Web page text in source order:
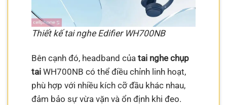
Thiết kế tai nghe Edifier WH700NB
Bên cạnh đó, headband củatai nghe chụp
tai WH700NB có thể điều chỉnh linh hoạt,
phù hợp với nhiều kích cỡ đầu khác nhau,
đảm bảo sự vừa vặn và ổn định khi đeo.